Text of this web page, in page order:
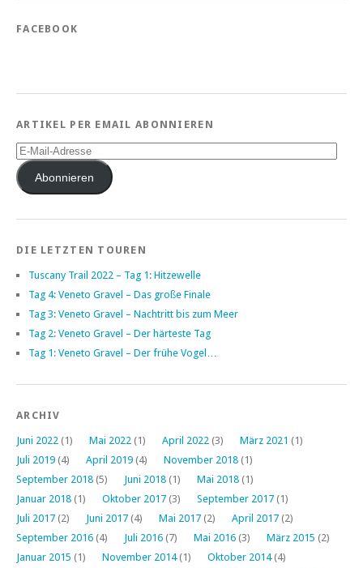
FACEBOOK
ARTIKEL PER EMAIL ABONNIEREN
E-
Mail-
AdresseAbonnieren
DIE LETZTEN TOUREN
Tuscany Trail 2022 – Tag 1: Hitzewelle
Tag 4: Veneto Gravel – Das große Finale
Tag 3: Veneto Gravel – Nachtritt bis zum Meer
Tag 2: Veneto Gravel – Der härteste Tag
Tag 1: Veneto Gravel – Der frühe Vogel…
ARCHIV
Juni 2022 (1) Mai 2022 (1) April 2022 (3) März 2021 (1)
Juli 2019 (4) April 2019 (4) November 2018 (1)
September 2018 (5) Juni 2018 (1) Mai 2018 (1)
Januar 2018 (1) Oktober 2017 (3) September 2017 (1)
Juli 2017 (2) Juni 2017 (4) Mai 2017 (2) April 2017 (2)
September 2016 (4) Juli 2016 (7) Mai 2016 (3) März 2015 (2)
Januar 2015 (1) November 2014(1) Oktober 2014(4)